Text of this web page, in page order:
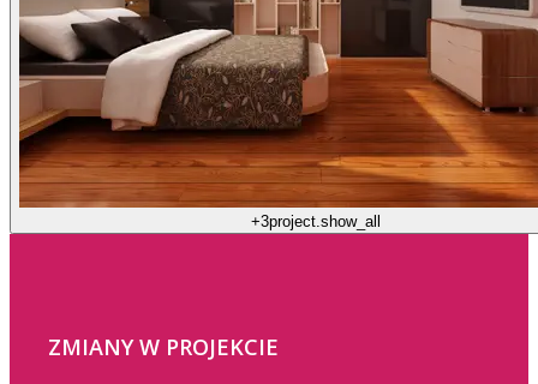
+3project.show_all
ZMIANY W PROJEKCIE